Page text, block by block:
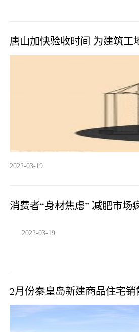
唐山加快验收时间 为建筑工
2022-03-19
消费者“身材焦虑”
2022-03-19
2月份秦皇岛新建商品住宅